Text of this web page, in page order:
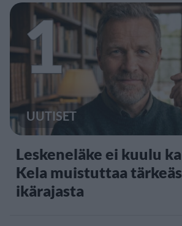
1
UUTISET
Leskeneläke ei kuulu
Kela muistuttaa
ikärajasta